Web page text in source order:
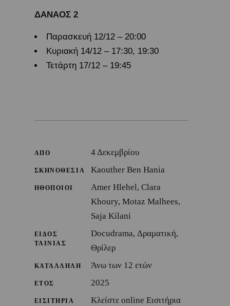
ΔΑΝΑΟΣ 2
Παρασκευή 12/12 – 20:00
Κυριακή 14/12 – 17:30, 19:30
Τετάρτη 17/12 – 19:45
ΑΠΟ 4 Δεκεμβρίου
ΣΚΗΝΟΘΕΣΙΑ Kaouther Ben Hania
ΗΘΟΠΟΙΟΙ
Amer Hlehel, Clara
Khoury, Motaz Malhees,
Saja Kilani
ΕΙΔΟΣ
ΤΑΙΝΙΑΣ
Docudrama, Δραματική,
Θρίλερ
ΚΑΤΑΛΛΗΛΗ Άνω των 12 ετών
ΕΤΟΣ 2025
ΕΙΣΙΤΗΡΙΑ Κλείστε online Εισιτήρια